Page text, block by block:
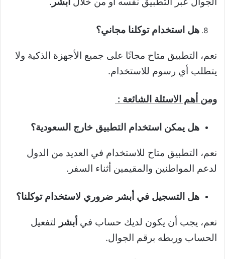
هل استخدام توكلنا مجاني؟
نعم، التطبيق متاح مجانًا على جميع الأجهزة الذكية ولا
يتطلب أي رسوم للاستخدام.
ومن أهم الاسئلة الشائعة :
هل يمكن استخدام التطبيق خارج السعودية؟
نعم، التطبيق متاح للاستخدام في العديد من الدول
لدعم المواطنين والمقيمين أثناء السفر.
هل التسجيل في أبشر ضروري لاستخدام توكلنا؟
نعم، يجب أن يكون لديك حساب في أبشر لتفعيل
الحساب وربطه برقم الجوال.